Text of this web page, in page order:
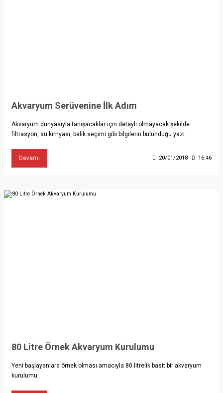
Akvaryum Serüvenine İlk Adım
Akvaryum dünyasıyla tanışacaklar için detaylı olmayacak şekilde
filtrasyon, su kimyası, balık seçimi gibi bilgilerin bulunduğu yazı.
Devamı 20/01/2018 16:46
80 Litre Örnek Akvaryum Kurulumu
Yeni başlayanlara örnek olması amacıyla 80 litrelik basit bir akvaryum
kurulumu.